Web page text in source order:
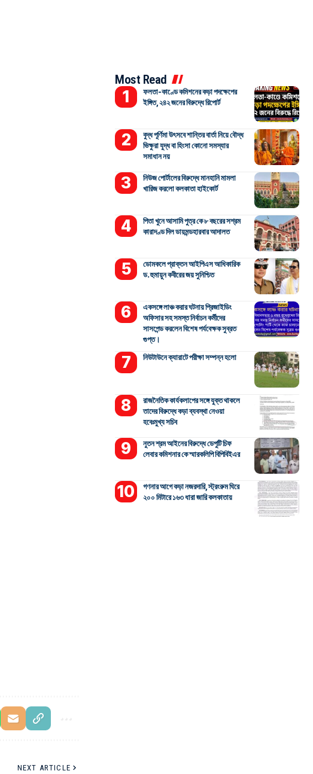
NEXT ARTICLE
Most Read
ফলতা-কাণ্ডে কমিশনের কড়া পদক্ষেপের
ইঙ্গিত, ২৪২ জনের বিরুদ্ধে রিপোর্ট
বুদ্ধ পূর্ণিমা উৎসবে শান্তির বার্তা নিয়ে বৌদ্ধ
ভিক্ষুরা যুদ্ধ বা হিংসা কোনো সমস্যার
সমাধান নয়
নিউজ পোর্টালের বিরুদ্ধে মানহানি মামলা
খারিজ করলো কলকাতা হাইকোর্ট
পিতা খুনে আসামি পুত্র কে ৮ বছরের সশ্রম
কারাদণ্ড দিল ডায়মন্ডহারবার আদালত
ডোমকলে প্রাক্তন আইপিএস আধিকারিক
ড. হুমায়ুন কবীরের জয় সুনিশ্চিত
একসঙ্গে লাঞ্চ করার ঘটনায় প্রিজাইডিং
অফিসার সহ সমস্ত নির্বাচন কর্মীদের
সাসপেন্ড করলেন বিশেষ পর্যবেক্ষক সুব্রত
গুপ্ত।
নিউটাউনে ক্যারাটে পরীক্ষা সম্পন্ন হলো
রাজনৈতিক কার্যকলাপের সঙ্গে যুক্ত থাকলে
তাদের বিরুদ্ধে কড়া ব্যবস্থা নেওয়া
হবেঃমুখ্য সচিব
নুতন শ্রম আইনের বিরুদ্ধে ডেপুটি চিফ
লেবার কমিশনার কে স্মারকলিপি বিপিবিইএর
গণনার আগে কড়া নজরদারি, স্ট্রংরুম ঘিরে
২০০ মিটারে ১৬৩ ধারা জারি কলকাতায়